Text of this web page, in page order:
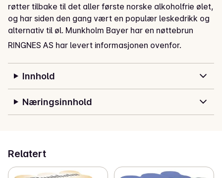
røtter tilbake til det aller første norske alkoholfrie ølet,
og har siden den gang vært en populær leskedrikk og
alternativ til øl. Munkholm Bayer har en nøttebrun
farge. Aromaen er preget av nybakt grovbrød, høy,
lett fyldig med en balansert bitterhet og full maltsmak.
Ølet egner seg med grillmat, svin og storfe.
Serveringstemperatur: 3 - 6 °C.
RINGNES AS har levert informasjonen ovenfor.
Innhold
Næringsinnhold
Relatert